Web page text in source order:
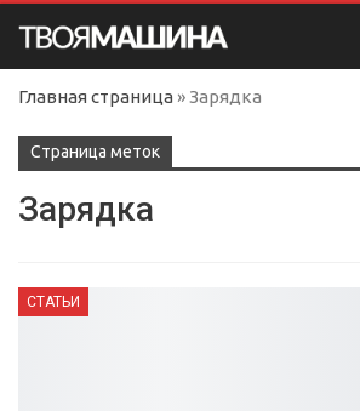
Главная страница »Зарядка
Cтраница меток
Зарядка
СТАТЬИ